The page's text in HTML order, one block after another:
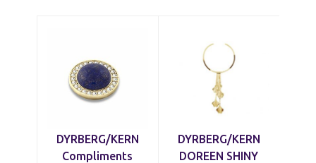
DYRBERG/KERN
Compliments
DYRBERG/KERN
DOREEN SHINY